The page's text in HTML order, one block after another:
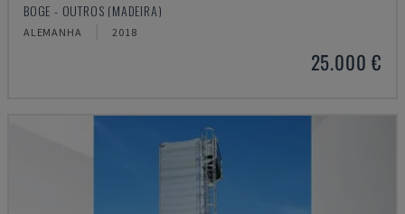
BOGE - OUTROS (MADEIRA)
ALEMANHA 2018
25.000 €